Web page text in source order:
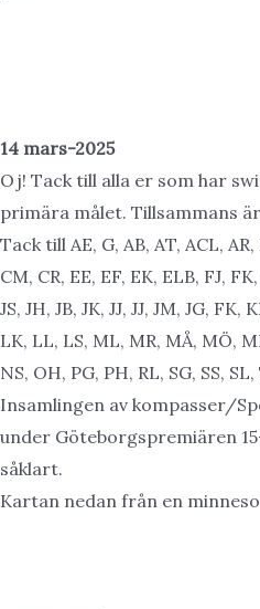
14 mars-2025
Oj! Tack till alla er som har
primära målet. Tillsammans
Tack till AE, G, AB, AT, ACL, AR,
CM, CR, EE, EF, EK, ELB, FJ,
JS, JH, JB, JK, JJ, JJ, JM, JG,
LK, LL, LS, ML, MR, MÅ, MÖ,
NS, OH, PG, PH, RL, SG, SS,
Insamlingen av kompasser/
under Göteborgspremiären
såklart.
Kartan nedan från en